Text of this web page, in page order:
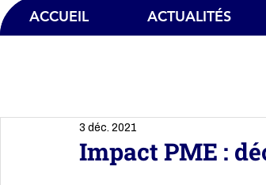
ACCUEIL ACTUALITÉS
Impact PME :
3 déc. 2021